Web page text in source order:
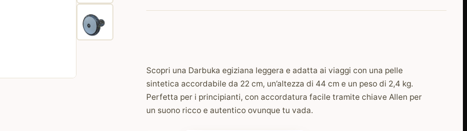
Scopri una Darbuka egiziana leggera e adatta ai viaggi con una pelle
sintetica accordabile da 22 cm, un’altezza di 44 cm e un peso di 2,4 kg.
Perfetta per i principianti, con accordatura facile tramite chiave Allen per
un suono ricco e autentico ovunque tu vada.